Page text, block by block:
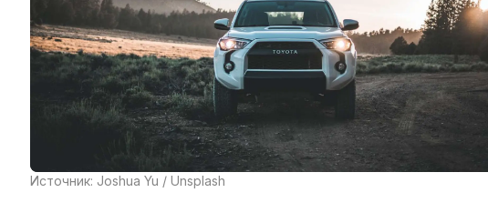
Источник: Joshua Yu / Unsplash